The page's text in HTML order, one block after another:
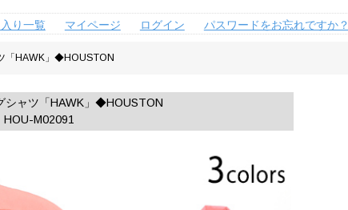
り一覧
マイページ ログイン パスワードをお忘れですか？
「HAWK」◆HOUSTON
シャツ「HAWK」◆HOUSTON
HOU-M02091